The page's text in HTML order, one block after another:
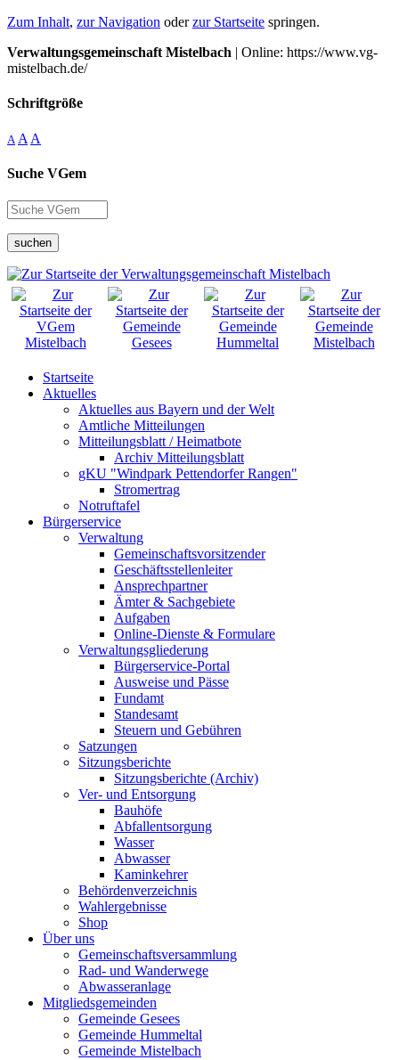
Zum Inhalt, zur Navigation oderzur Startseite springen.
Verwaltungsgemeinschaft Mistelbach | Online: https://www.vg-
mistelbach.de/
Schriftgröße
A A A
Suche VGem
suchen
Startseite
Aktuelles
Aktuelles aus Bayern und der Welt
Amtliche Mitteilungen
Mitteilungsblatt / Heimatbote
Archiv Mitteilungsblatt
gKU "Windpark Pettendorfer Rangen"
Stromertrag
Notruftafel
Bürgerservice
Verwaltung
Gemeinschaftsvorsitzender
Geschäftsstellenleiter
Ansprechpartner
Ämter & Sachgebiete
Aufgaben
Online-Dienste & Formulare
Verwaltungsgliederung
Bürgerservice-Portal
Ausweise und Pässe
Fundamt
Standesamt
Steuern und Gebühren
Satzungen
Sitzungsberichte
Sitzungsberichte (Archiv)
Ver- und Entsorgung
Bauhöfe
Abfallentsorgung
Wasser
Abwasser
Kaminkehrer
Behördenverzeichnis
Wahlergebnisse
Shop
Über uns
Gemeinschaftsversammlung
Rad- und Wanderwege
Abwasseranlage
Mitgliedsgemeinden
Gemeinde Gesees
Gemeinde Hummeltal
Gemeinde Mistelbach